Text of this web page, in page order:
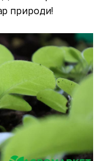
природи!